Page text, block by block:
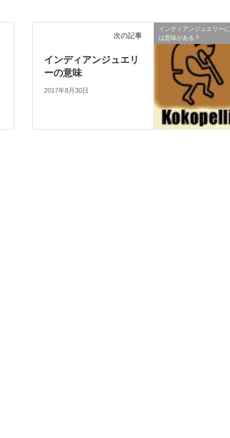
インディアンジュエリーに
は意味がある？
次の記事
インディアンジュエリ
ーの意味
2017年8月30日